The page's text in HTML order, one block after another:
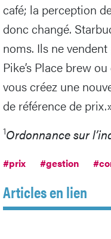
café; la perception
donc changé.
noms. Ils ne
Pike’s Place brew
vous créez une
de référence de
1Ordonnance sur
#prix #gestion
Articles en lien